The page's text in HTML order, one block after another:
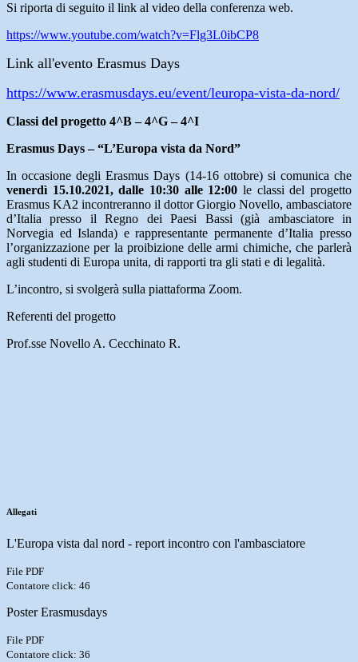
Si riporta di seguito il link al video della conferenza web.
https://www.youtube.com/watch?v=Flg3L0ibCP8
Link all'evento Erasmus Days
https://www.erasmusdays.eu/event/leuropa-vista-da-nord/
Classi del progetto 4^B – 4^G – 4^I
Erasmus Days – “L’Europa vista da Nord”
In occasione degli Erasmus Days (14-16 ottobre) si comunica che
venerdì 15.10.2021, dalle 10:30 alle 12:00 le classi del progetto
Erasmus KA2 incontreranno il dottor Giorgio Novello, ambasciatore
d’Italia presso il Regno dei Paesi Bassi (già ambasciatore in
Norvegia ed Islanda) e rappresentante permanente d’Italia presso
l’organizzazione per la proibizione delle armi chimiche, che parlerà
agli studenti di Europa unita, di rapporti tra gli stati e di legalità.
L’incontro, si svolgerà sulla piattaforma Zoom.
Referenti del progetto
Prof.sse Novello A. Cecchinato R.
Allegati
L'Europa vista dal nord - report incontro con l'ambasciatore
File PDF
Contatore click: 46
Poster Erasmusdays
File PDF
Contatore click: 36